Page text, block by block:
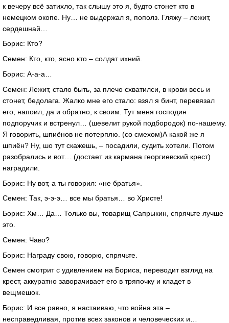
к вечеру всё затихло, так слышу это я, будто стонет кто в
немецком окопе. Ну… не выдержал я, пополз. Гляжу – лежит,
сердешнай…
Борис: Кто?
Семен: Кто, кто, ясно кто – солдат ихний.
Борис: А-а-а…
Семен: Лежит, стало быть, за плечо схватилси, в крови весь и
стонет, бедолага. Жалко мне его стало: взял я бинт, перевязал
его, напоил, да и обратно, к своим. Тут меня господин
подпоручик и встренул… (шевелит рукой подбородок) по-нашему.
Я говорить, шпиёнов не потерплю. (со смехом)А какой же я
шпиён? Ну, шо тут скажешь, – посадили, судить хотели. Потом
разобрались и вот… (достает из кармана георгиевский крест)
наградили.
Борис: Ну вот, а ты говорил: «не братья».
Семен: Так, э-э-э… все мы братья… во Христе!
Борис: Хм… Да… Только вы, товарищ Сапрыкин, спрячьте лучше
­это.
Семен: Чаво?
Борис: Награду свою, говорю, спрячьте.
Семен смотрит с удивлением на Бориса, переводит взгляд на
крест, аккуратно заворачивает его в тряпочку и кладет в
вещмешок.
Борис: И все равно, я настаиваю, что война эта –
несправедливая, против всех законов и человеческих и…